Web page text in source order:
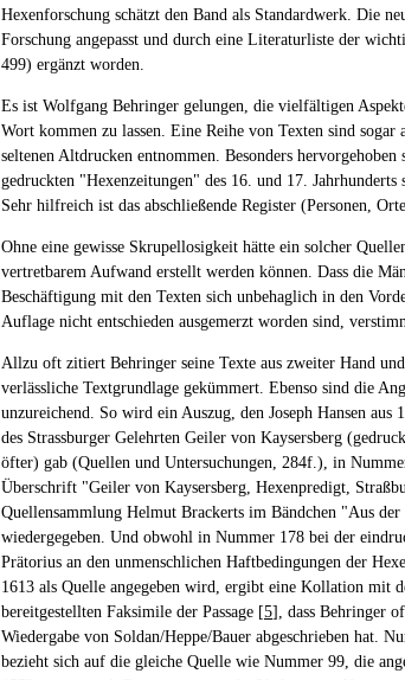
Hexenforschung schätzt den Band als Standardwerk. Die
Forschung angepasst und durch eine Literaturliste der
499) ergänzt worden.
Es ist Wolfgang Behringer gelungen, die vielfältigen
Wort kommen zu lassen. Eine Reihe von Texten sind sogar
seltenen Altdrucken entnommen. Besonders hervorgehoben
gedruckten "Hexenzeitungen" des 16. und 17. Jahrhunderts
Sehr hilfreich ist das abschließende Register (Personen,
Ohne eine gewisse Skrupellosigkeit hätte ein solcher
vertretbarem Aufwand erstellt werden können. Dass die
Beschäftigung mit den Texten sich unbehaglich in den
Auflage nicht entschieden ausgemerzt worden sind,
Allzu oft zitiert Behringer seine Texte aus zweiter Hand
verlässliche Textgrundlage gekümmert. Ebenso sind die
unzureichend. So wird ein Auszug, den Joseph Hansen aus
des Strassburger Gelehrten Geiler von Kaysersberg
öfter) gab (Quellen und Untersuchungen, 284f.), in
Überschrift "Geiler von Kaysersberg, Hexenpredigt,
Quellensammlung Helmut Brackerts im Bändchen "Aus
wiedergegeben. Und obwohl in Nummer 178 bei der
Prätorius an den unmenschlichen Haftbedingungen der
1613 als Quelle angegeben wird, ergibt eine Kollation mit
bereitgestellten Faksimile der Passage [5], dass Behringer
Wiedergabe von Soldan/Heppe/Bauer abgeschrieben hat.
bezieht sich auf die gleiche Quelle wie Nummer 99, die